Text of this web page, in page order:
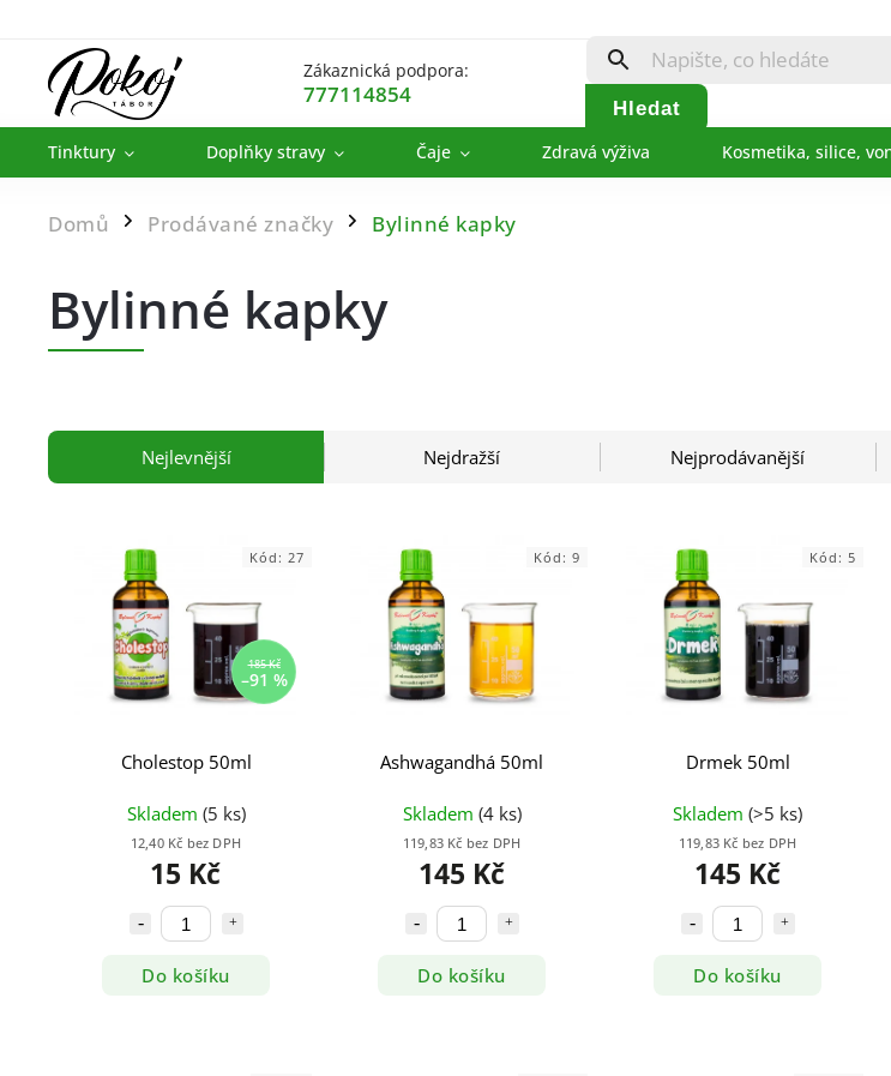
Zákaznická podpora:
777114854 Hledat
Tinktury Doplňky stravy Čaje Zdravá výživa Kosmetika, silice,
Domů / Prodávané značky / Bylinné kapky
Bylinné kapky
Nejlevnější Nejdražší Nejprodávanější
185 Kč
–91 %
Cholestop 50ml
Skladem (5 ks)
12,40 Kč bez DPH
15 Kč
Do košíku
Kód: 27
Ashwagandhá 50ml
Skladem (4 ks)
119,83 Kč bez DPH
145 Kč
Do košíku
Kód: 9
Drmek 50ml
Skladem (>5 ks)
119,83 Kč bez DPH
145 Kč
Do košíku
Kód: 5